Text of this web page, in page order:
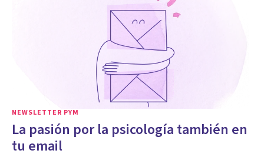
NEWSLETTER PYM
La pasión por la psicología también en
tu email